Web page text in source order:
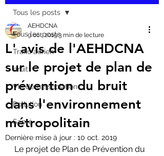
Tous les posts
Trafic aérien
bruit
Vie de l'association
Pollution
Santé
Tous les posts
L' avis de l'AEHDCNA
sur le projet de plan de
prévention du bruit
dans l'environnement
métropolitain
AEHDCNA
9 oct. 20193 min de lecture
Dernière mise à jour : 10 oct. 2019
Le projet de Plan de Prévention du